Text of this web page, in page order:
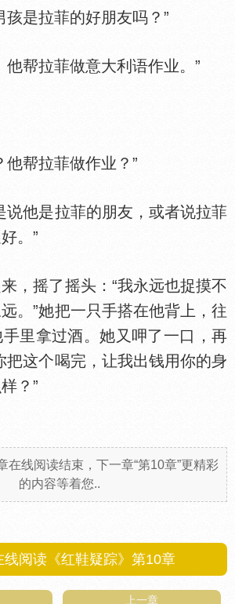
孩是拉菲的好朋友吗？”
帮拉菲做意大利语作业。”
帮拉菲做作业？”
他是拉菲的朋友，或者说拉菲
。”
摇了摇头：“我永远也捉摸不
。”她把一只手搭在他背上，往
里拿过酒。她又呷了一口，再
把这个喝完，让我出钱用你的身
？”
在线阅读结束，下一章“第10章”更精彩
的内容等着您..
阅读《红鞋疑踪》第10章
上一章